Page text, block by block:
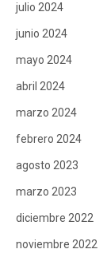
julio 2024
junio 2024
mayo 2024
abril 2024
marzo 2024
febrero 2024
agosto 2023
marzo 2023
diciembre 2022
noviembre 2022